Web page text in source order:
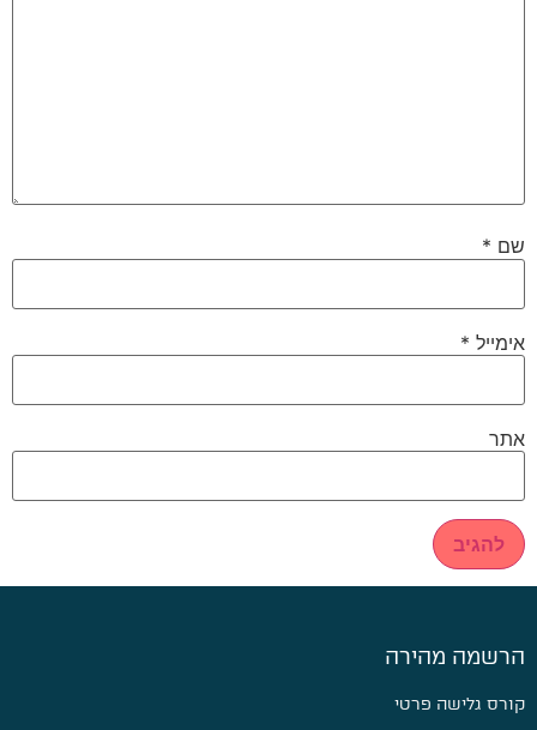
שם *
אימייל *
אתר
הרשמה מהירה
קורס גלישה פרטי